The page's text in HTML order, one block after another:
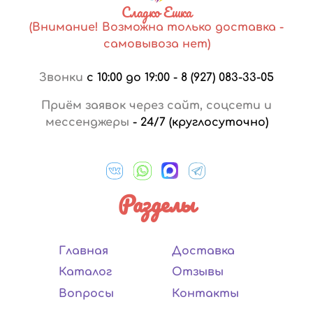
Сладко Ешка
(Внимание! Возможна только доставка -
самовывоза нет)
Звонки с 10:00 до 19:00 - 8 (927) 083-33-05
Приём заявок через сайт, соцсети и
мессенджеры - 24/7 (круглосуточно)
Разделы
Главная
Каталог
Вопросы
Доставка
Отзывы
Контакты